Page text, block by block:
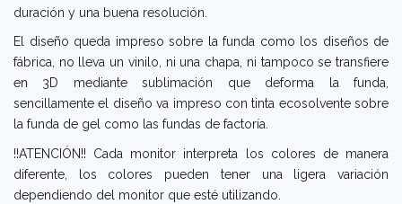
duración y una buena resolución.
El diseño queda impreso sobre la funda como los diseños de
fábrica, no lleva un vinilo, ni una chapa, ni tampoco se transfiere
en 3D mediante sublimación que deforma la funda,
sencillamente el diseño va impreso con tinta ecosolvente sobre
la funda de gel como las fundas de factoría.
!!ATENCIÓN!! Cada monitor interpreta los colores de manera
diferente, los colores pueden tener una ligera variación
dependiendo del monitor que esté utilizando.